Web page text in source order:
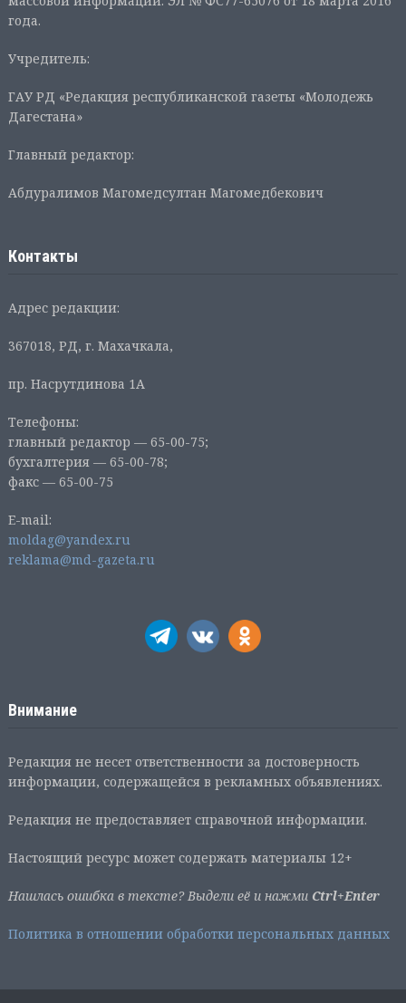
года.
Учредитель:
ГАУ РД «Редакция республиканской газеты «Молодежь
Дагестана»
Главный редактор:
Абдуралимов Магомедсултан Магомедбекович
Контакты
Адрес редакции:
367018, РД, г. Махачкала,
пр. Насрутдинова 1А
Телефоны:
главный редактор — 65-00-75;
бухгалтерия — 65-00-78;
факс — 65-00-75
E-mail:
moldag@yandex.ru
reklama@md-gazeta.ru
Внимание
Редакция не несет ответственности за достоверность
информации, содержащейся в рекламных объявлениях.
Редакция не предоставляет справочной информации.
Настоящий ресурс может содержать материалы 12+
Нашлась ошибка в тексте? Выдели её и нажми Ctrl+Enter
Политика в отношении обработки персональных данных